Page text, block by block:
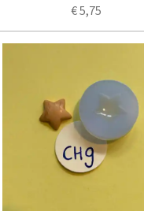
€ 5,75